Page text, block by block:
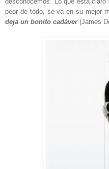
peor de todo, se va en su mejor
deja un bonito cadáver(James